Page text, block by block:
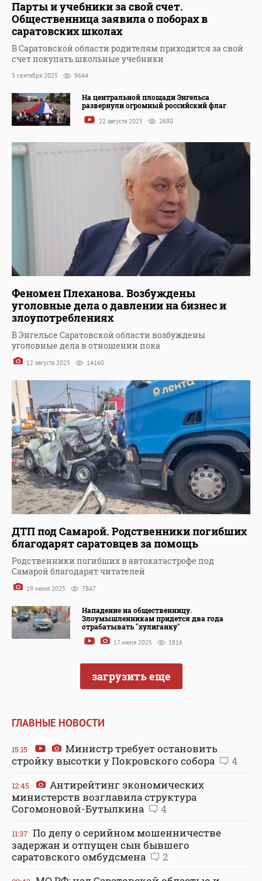
Парты и учебники за свой счет.
Общественница заявила о поборах в
саратовских школах
В Саратовской области родителям приходится за свой
счет покупать школьные учебники
3 сентября 2025 9644
На центральной площади Энгельса
развернули огромный российский флаг
22 августа 2025 2690
Феномен Плеханова. Возбуждены
уголовные дела о давлении на бизнес и
злоупотреблениях
В Энгельсе Саратовской области возбуждены
уголовные дела в отношении пока
12 августа 2025 14160
ДТП под Самарой. Родственники погибших
благодарят саратовцев за помощь
Родственники погибших в автокатастрофе под
Самарой благодарят читателей
19 июня 2025 7847
Нападение на общественницу.
Злоумышленникам придется два года
отрабатывать "хулиганку"
17 июня 2025 1816
загрузить еще
ГЛАВНЫЕ НОВОСТИ
15:15
Министр требует остановить
стройку высотки у Покровского собора
4
12:45
Антирейтинг экономических
министерств возглавила структура
Согомоновой-Бутылкина
4
11:37 По делу о серийном мошенничестве
задержан и отпущен сын бывшего
саратовского омбудсмена
2